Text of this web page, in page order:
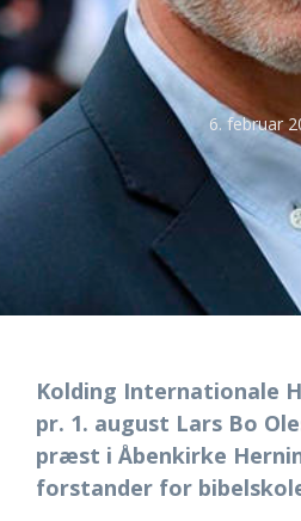
6. februar
Kolding Internationale
pr. 1. august Lars Bo
præst i Åbenkirke
forstander for